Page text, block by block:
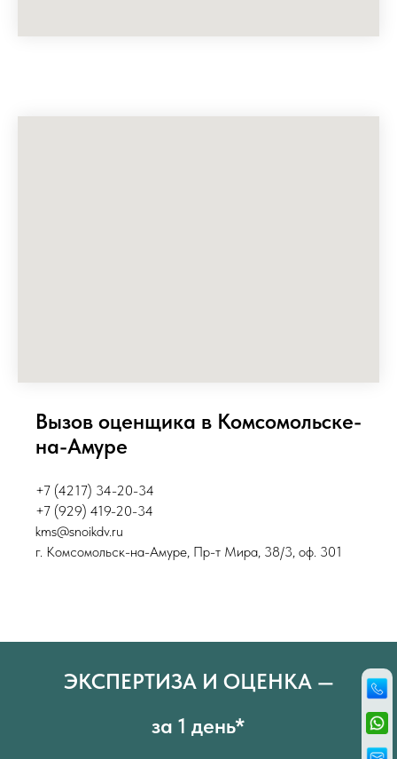
Вызов оценщика в Комсомольске-
на-Амуре
+7 (4217) 34-20-34
+7 (929) 419-20-34
kms@snoikdv.ru
г. Комсомольск-на-Амуре, Пр-т Мира, 38/3, оф. 301
ЭКСПЕРТИЗА И ОЦЕНКА —
за 1 день*